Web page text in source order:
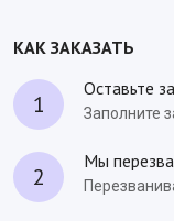
КАК ЗАКАЗАТЬ
1
Оставьте
Заполните
2
Мы